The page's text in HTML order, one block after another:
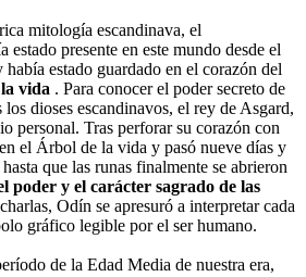
mitología escandinava, el
presente en este mundo desde el
estado guardado en el corazón del
vida . Para conocer el poder secreto de
dioses escandinavos, el rey de Asgard,
personal. Tras perforar su corazón con
el Árbol de la vida y pasó nueve días y
que las runas finalmente se abrieron
poder y el carácter sagrado de las
Odín se apresuró a interpretar cada
gráfico legible por el ser humano.
de la Edad Media de nuestra era,